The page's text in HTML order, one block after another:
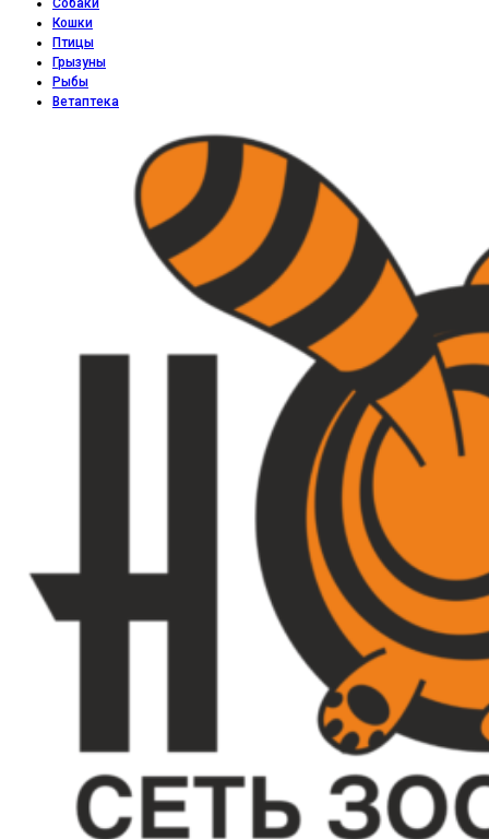
Кошки
Птицы
Грызуны
Рыбы
Ветаптека